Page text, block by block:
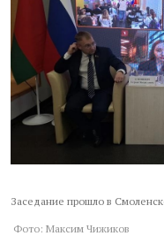
Заседание прошло в
Фото: Максим Чижиков